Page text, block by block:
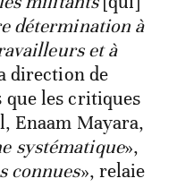
détermination à
et à
direction de
que les critiques
Enaam Mayara,
systématique»,
connues», relaie